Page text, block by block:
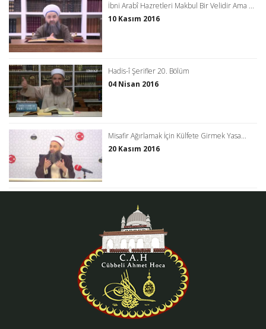
İbni Arabî Hazretleri Makbul Bir Velidir Ama ...
10 Kasım 2016
Hadis-î Şerifler 20. Bölüm
04 Nisan 2016
Misafir Ağırlamak İçin Külfete Girmek Yasa...
20 Kasım 2016